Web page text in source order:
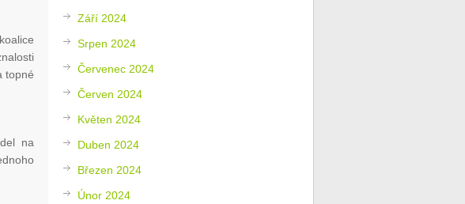
topné
na
Září 2024
Srpen 2024
Červenec 2024
Červen 2024
Květen 2024
Duben 2024
Březen 2024
Únor 2024